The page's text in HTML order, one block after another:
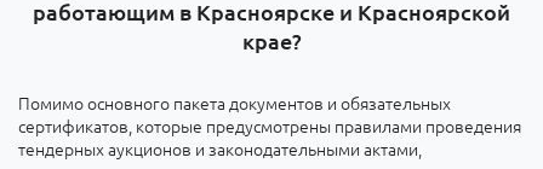
работающим в Красноярске и Красноярской
крае?
Помимо основного пакета документов и обязательных
сертификатов, которые предусмотрены правилами проведения
тендерных аукционов и законодательными актами,